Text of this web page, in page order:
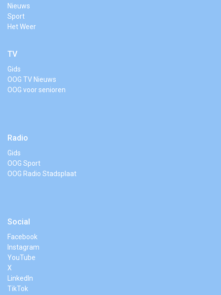
Nieuws
Sport
Het Weer
TV
Gids
OOG TV Nieuws
OOG voor senioren
Radio
Gids
OOG Sport
OOG Radio Stadsplaat
Social
Facebook
Instagram
YouTube
X
LinkedIn
TikTok